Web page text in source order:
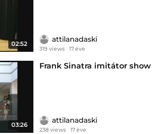
02:52
attilanadaski
319 views 17 éve
03:26
Frank Sinatra imitátor show
attilanadaski
238 views 17 éve